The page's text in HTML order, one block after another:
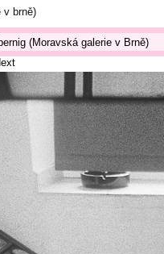
v brně)
(Moravská galerie v Brně)